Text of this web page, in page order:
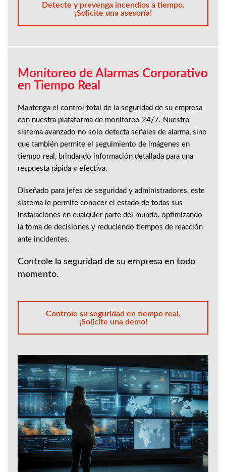
Detecte y prevenga incendios a tiempo.
¡Solicite una asesoría!
Monitoreo de Alarmas Corporativo
en Tiempo Real
Mantenga el control total de la seguridad de su empresa
con nuestra plataforma de monitoreo 24/7. Nuestro
sistema avanzado no solo detecta señales de alarma, sino
que también permite el seguimiento de imágenes en
tiempo real, brindando información detallada para una
respuesta rápida y efectiva.
Diseñado para jefes de seguridad y administradores, este
sistema le permite conocer el estado de todas sus
instalaciones en cualquier parte del mundo, optimizando
la toma de decisiones y reduciendo tiempos de reacción
ante incidentes.
Controle la seguridad de su empresa en todo
momento.
Controle su seguridad en tiempo real.
¡Solicite una demo!